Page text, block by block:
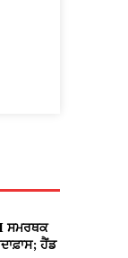
ਸਮਰਥਕ
ਹੈਂਡ